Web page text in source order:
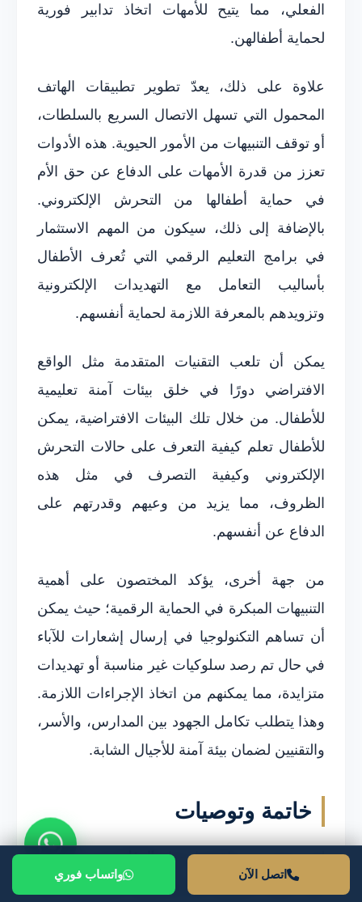
الفعلي، مما يتيح للأمهات اتخاذ تدابير فورية
لحماية أطفالهن.
علاوة على ذلك، يعدّ تطوير تطبيقات الهاتف
المحمول التي تسهل الاتصال السريع بالسلطات،
أو توقف التنبيهات من الأمور الحيوية. هذه الأدوات
تعزز من قدرة الأمهات على الدفاع عن حق الأم
في حماية أطفالها من التحرش الإلكتروني.
بالإضافة إلى ذلك، سيكون من المهم الاستثمار
في برامج التعليم الرقمي التي تُعرف الأطفال
بأساليب التعامل مع التهديدات الإلكترونية
وتزويدهم بالمعرفة اللازمة لحماية أنفسهم.
يمكن أن تلعب التقنيات المتقدمة مثل الواقع
الافتراضي دورًا في خلق بيئات آمنة تعليمية
للأطفال. من خلال تلك البيئات الافتراضية، يمكن
للأطفال تعلم كيفية التعرف على حالات التحرش
الإلكتروني وكيفية التصرف في مثل هذه
الظروف، مما يزيد من وعيهم وقدرتهم على
الدفاع عن أنفسهم.
من جهة أخرى، يؤكد المختصون على أهمية
التنبيهات المبكرة في الحماية الرقمية؛ حيث يمكن
أن تساهم التكنولوجيا في إرسال إشعارات للآباء
في حال تم رصد سلوكيات غير مناسبة أو تهديدات
متزايدة، مما يمكنهم من اتخاذ الإجراءات اللازمة.
وهذا يتطلب تكامل الجهود بين المدارس، والأسر،
والتقنيين لضمان بيئة آمنة للأجيال الشابة.
خاتمة وتوصيات
لقد تمحورت مناقشتنا حولالدفاع عن حق الأم
في حماية أطفالها من التحرش الإلكتروني من
اتصل الآن واتساب فوري